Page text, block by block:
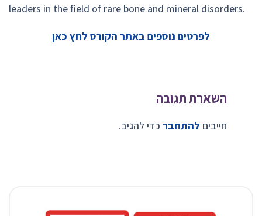
leaders in the field of rare bone and mineral disorders.
לפרטים נוספים באתר הקורס לחץ כאן
השארת תגובה
חייבים להתחבר כדי להגיב.